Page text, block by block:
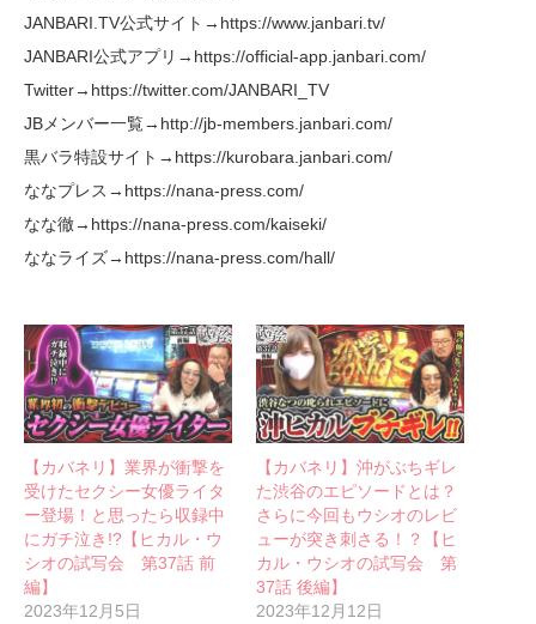
JANBARI.TV公式サイト→https://www.janbari.tv/
JANBARI公式アプリ→https://official-app.janbari.com/
Twitter→https://twitter.com/JANBARI_TV
JBメンバー一覧→http://jb-members.janbari.com/
黒バラ特設サイト→https://kurobara.janbari.com/
ななプレス→https://nana-press.com/
なな徹→https://nana-press.com/kaiseki/
ななライズ→https://nana-press.com/hall/
【カバネリ】業界が衝撃を
受けたセクシー女優ライタ
ー登場！と思ったら収録中
にガチ泣き!?【ヒカル・ウ
シオの試写会 第37話 前
編】
2023年12月5日
【カバネリ】沖がぶちギレ
た渋谷のエピソードとは？
さらに今回もウシオのレビ
ューが突き刺さる！？【ヒ
カル・ウシオの試写会 第
37話 後編】
2023年12月12日